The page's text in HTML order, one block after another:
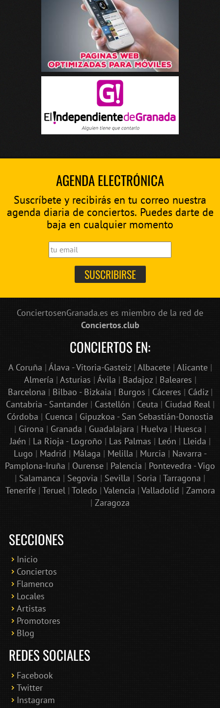
AGENDA ELECTRÓNICA
Suscríbete y recibirás en tu correo nuestra
agenda diaria de conciertos. Puedes darte de
baja en cualquier momento
ConciertosenGranada.es es miembro de la red de
Conciertos.club
CONCIERTOS EN:
A Coruña | Álava - Vitoria-Gasteiz| Albacete| Alicante|
Almería | Asturias | Ávila | Badajoz| Baleares |
Barcelona | Bilbao - Bizkaia | Burgos | Cáceres | Cádiz|
Cantabria - Santander| Castellón | Ceuta | Ciudad Real |
Córdoba | Cuenca | Gipuzkoa - San Sebastián-Donostia
| Girona | Granada | Guadalajara | Huelva | Huesca |
Jaén | La Rioja - Logroño | Las Palmas | León | Lleida |
Lugo | Madrid | Málaga | Melilla | Murcia | Navarra -
Pamplona-Iruña | Ourense | Palencia | Pontevedra - Vigo
| Salamanca | Segovia | Sevilla | Soria | Tarragona |
Tenerife| Teruel | Toledo | Valencia | Valladolid | Zamora
| Zaragoza
SECCIONES
Inicio
Conciertos
Flamenco
Locales
Artistas
Promotores
Blog
REDES SOCIALES
Facebook
Twitter
Instagram